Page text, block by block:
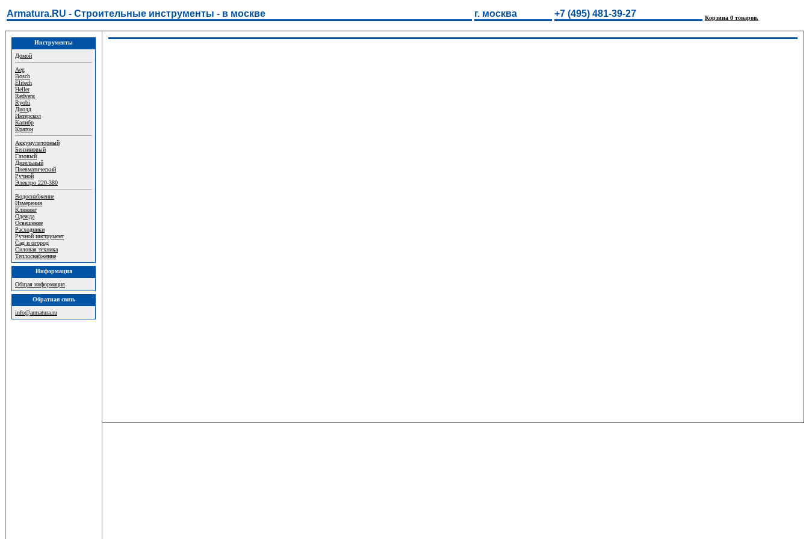
Armatura.RU - Строительные инструменты - в москве г. москва +7 (495) 481-39-27 Корзина 0 товаров.
Инструменты
Домой
Aeg
Bosch
Elitech
Heller
Redverg
Ryobi
Диолд
Интерскол
Калибр
Кратон
Аккумуляторный
Бензиновый
Газовый
Дизельный
Пневматический
Ручной
Электро 220-380
Водоснабжение
Измерения
Клининг
Одежда
Освещение
Расходники
Ручной инструмент
Сад и огород
Силовая техника
Теплоснабжение
Информация
Общая информация
Обратная связь
info@armatura.ru